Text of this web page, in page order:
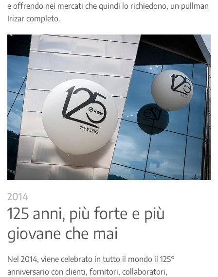
e offrendo nei mercati che quindi lo richiedono, un pullman
Irizar completo.
2014
125 anni, più forte e più
giovane che mai
Nel 2014, viene celebrato in tutto il mondo il 125°
anniversario con clienti, fornitori, collaboratori,